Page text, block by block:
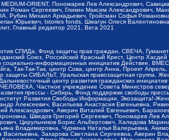
ORIENT, Пономарев Лев Александрович,
Роман Сергеевич, Гликин Максим Александрович,
Рубин Михаил Аркадьевич, Гройсман Софья
Юрьевич, Istories fonds, Шмагун Олеся
Главный редактор 2021, Вега 2021
СПИДа, Фонд защиты прав граждан, СВЕЧА,
Союз, Российский Красный Крест, Центр
социально-информационных инициатив Действие,
Так-Так-Так, центр Сова, центр Анна, Проект Апрель,
СИБАЛЬТ, Уральская правозащитная группа,
центр развития гражданских инициатив
Частное учреждение Совета Министров
прессы - Сибирь, Фонд поддержки свободы
Развития Свободы Информации, Экозащита!-
Алексеевич, Васильева Анастасия Евгеньевна,
Александрович, Аверин Виталий Евгеньевич,
Шведов Григорий Сергеевич, Пономарев Лев
Цирульников Борис Альбертович, Халидова
Владимировна, Чуркина Наталья Валерьевна,
Захарова Светлана Сергеевна, Аверин